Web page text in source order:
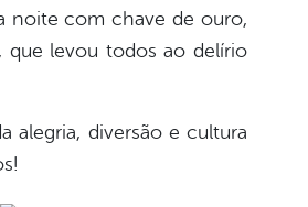
noite com chave de ouro,
que levou todos ao delírio
alegria, diversão e cultura